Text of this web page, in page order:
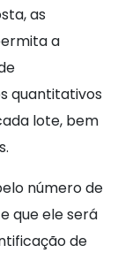
as
a
quantitativos
lote, bem
número de
que ele será
de